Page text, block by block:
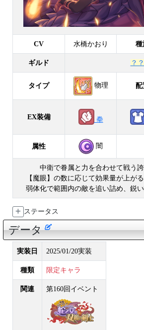
CV 水橋かおり 種
ギルド ？
タイプ 物理 配
EX装備 拳
属性 闇
中衛で眷属と力を合わせて戦う誇
【魔眼】の数に応じて効果量が上が
弱体化で範囲内の敵を追い詰め、鋭
ステータス
データ
実装日 2025/01/20実装
種類 限定キャラ
関連 第160回イベント